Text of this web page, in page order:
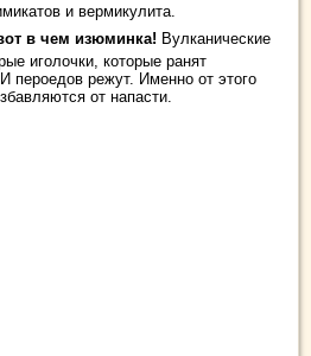
и вермикулита.
в чем изюминка! Вулканические
иголочки, которые ранят
пероедов режут. Именно от этого
от напасти.